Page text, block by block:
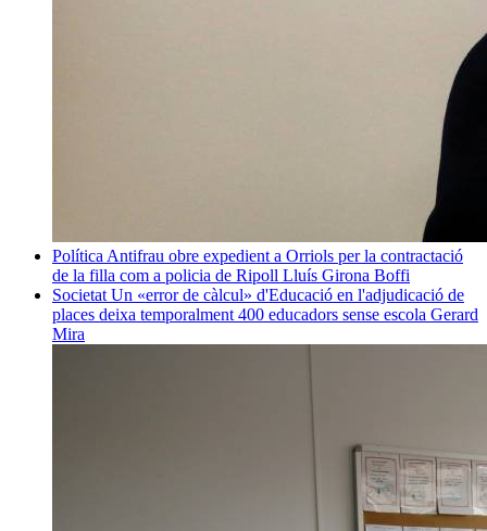
Política Antifrau obre expedient a Orriols per la contractació
de la filla com a policia de Ripoll Lluís Girona Boffi
Societat Un «error de càlcul» d'Educació en l'adjudicació de
places deixa temporalment 400 educadors sense escola Gerard
Mira